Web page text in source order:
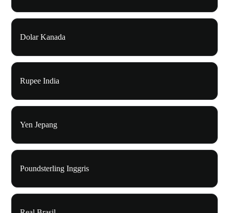
Dolar Kanada
Rupee India
Yen Jepang
Poundsterling Inggris